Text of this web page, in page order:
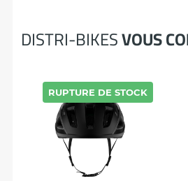
DISTRI-BIKESVOUS
RUPTURE DE STOCK